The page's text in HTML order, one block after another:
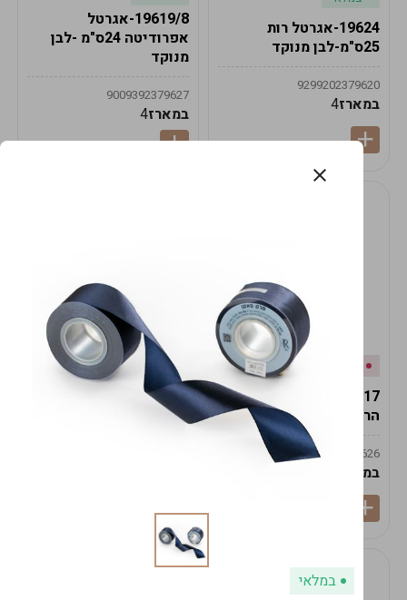
19624-אגרטל רות
25ס"מ-לבן מנוקד
9299202379620
במארז4
19619/8-אגרטל
אפרודיטה 24ס"מ -לבן
מנוקד
9009392379627
במארז4
19617-2/17-אגרטל
הרמס 19ס"מ -לבן נקי
9009492379626
במארז
במלאי
19617/6-אגרטל הרמס
19ס"מ -לבן מנוקד
במלאי